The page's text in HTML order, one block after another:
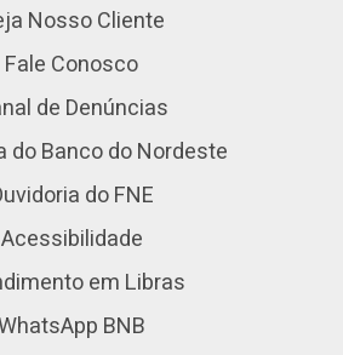
Nosso Cliente
Fale Conosco
de Denúncias
do Banco do Nordeste
do FNE
Acessibilidade
em Libras
BNB